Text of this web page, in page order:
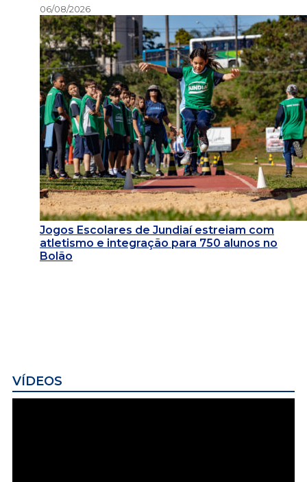
06/08/2026
Jogos Escolares de Jundiaí estreiam com
atletismo e integração para 750 alunos no
Bolão
VÍDEOS